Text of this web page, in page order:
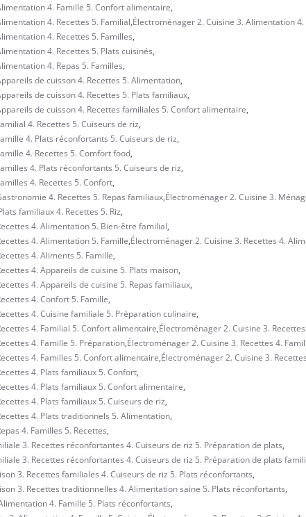
4. Famille 5. Confort alimentaire,
4. Recettes 5. Familial,Électroménager 2. Cuisine 3. Alimentation 4.
4. Recettes 5. Familles,
4. Recettes 5. Plats cuisinés,
4. Repas 5. Familles,
de cuisson 4. Recettes 5. Alimentation,
de cuisson 4. Recettes 5. Plats familiaux,
de cuisson 4. Recettes familiales 5. Confort alimentaire,
4. Recettes 5. Cuiseurs de riz,
4. Plats réconfortants 5. Cuiseurs de riz,
4. Recettes 5. Comfort food,
4. Plats réconfortants 5. Cuiseurs de riz,
4. Recettes 5. Confort,
4. Recettes 5. Repas familiaux,Électroménager 2. Cuisine 3.
familiaux 4. Recettes 5. Riz,
4. Alimentation 5. Bien-être familial,
4. Alimentation 5. Famille,Électroménager 2. Cuisine 3. Recettes 4.
4. Aliments 5. Famille,
4. Appareils de cuisine 5. Plats maison,
4. Appareils de cuisine 5. Repas familiaux,
4. Confort 5. Famille,
4. Cuisine familiale 5. Préparation culinaire,
4. Familial 5. Confort alimentaire,Électroménager 2. Cuisine 3.
4. Famille 5. Préparation,Électroménager 2. Cuisine 3. Recettes 4.
4. Familles 5. Confort alimentaire,Électroménager 2. Cuisine 3.
4. Plats familiaux 5. Confort,
4. Plats familiaux 5. Confort alimentaire,
4. Plats familiaux 5. Cuiseurs de riz,
4. Plats traditionnels 5. Alimentation,
4. Familles 5. Recettes,
3. Recettes réconfortantes 4. Cuiseurs de riz 5. Préparation de plats,
3. Recettes réconfortantes 4. Cuiseurs de riz 5. Préparation de plats
3. Recettes familiales 4. Cuiseurs de riz 5. Plats réconfortants,
3. Recettes traditionnelles 4. Alimentation saine 5. Plats réconfortants,
4. Famille 5. Plats réconfortants,